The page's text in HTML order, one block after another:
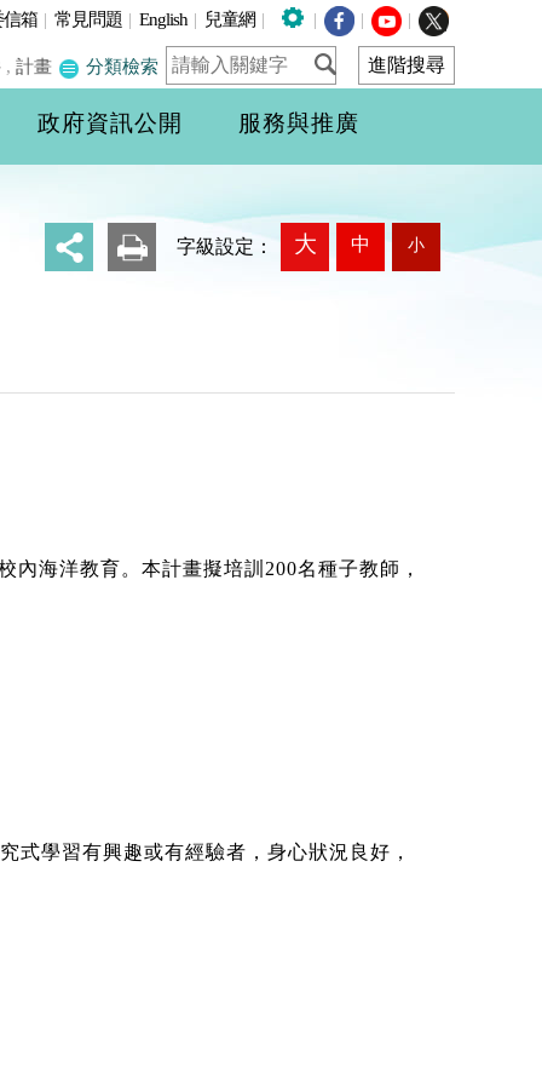
信箱 | 常見問題 | English | 兒童網 | | | |
, 計畫 分類檢索
政府資訊公開 服務與推廣
字級設定： 大 中 小
內海洋教育。本計畫擬培訓200名種子教師，
式學習有興趣或有經驗者，身心狀況良好，